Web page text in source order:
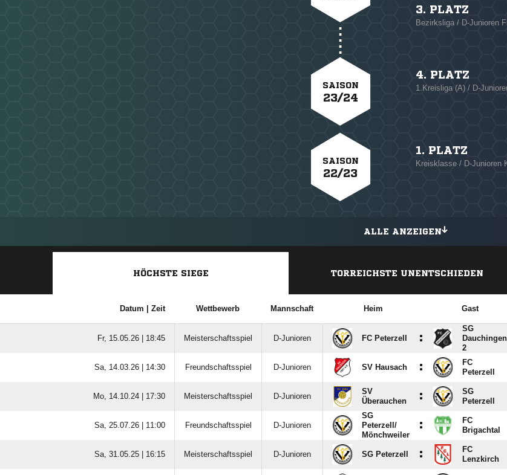
3. PLATZ
Bezirksliga / D-Junioren
SAISON
23/24
4. PLATZ
1.Kreisliga (A) / D-
SAISON
22/23
1. PLATZ
Kreisklasse / D-Junioren
ALLE ANZEIGEN
HÖCHSTE SIEGE TORREICHSTE UNENTSCHIEDEN
Datum | Zeit Wettbewerb Mannschaft Heim Gast
Fr, 15.05.26 | 18:45 Meisterschaftsspiel D-Junioren FC Peterzell :
SG
Dauchingen
2
Sa, 14.03.26 | 14:30 Freundschaftsspiel D-Junioren SV Hausach :
FC
Peterzell
Mo, 14.10.24 | 17:30 Meisterschaftsspiel D-Junioren
SV
Überauchen
:
SG
Peterzell
Sa, 25.07.26 | 11:00 Freundschaftsspiel D-Junioren
SG
Peterzell/​
Mönchweiler
:
FC
Brigachtal
Sa, 31.05.25 | 16:15 Meisterschaftsspiel D-Junioren SG Peterzell :
FC
Lenzkirch